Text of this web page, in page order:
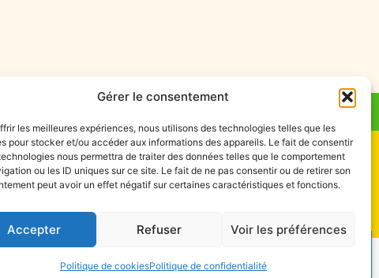
Gérer le consentement
les meilleures expériences, nous utilisons des technologies telles que les
pour stocker et/ou accéder aux informations des appareils. Le fait de consentir
nous permettra de traiter des données telles que le comportement
ou les ID uniques sur ce site. Le fait de ne pas consentir ou de retirer son
peut avoir un effet négatif sur certaines caractéristiques et fonctions.
Accepter Refuser Voir les préférences
Politique de cookiesPolitique de confidentialité
des données|Politique de confidentialité